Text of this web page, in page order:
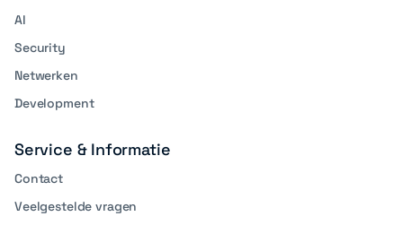
AI
Security
Netwerken
Development
Service & Informatie
Contact
Veelgestelde vragen